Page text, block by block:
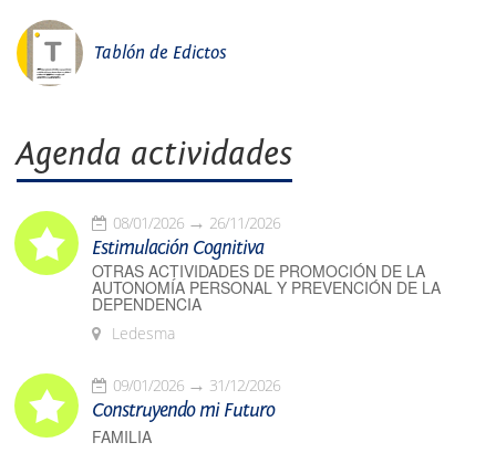
Tablón de Edictos
Agenda actividades
08/01/2026 26/11/2026
Estimulación Cognitiva
OTRAS ACTIVIDADES DE PROMOCIÓN DE LA
AUTONOMÍA PERSONAL Y PREVENCIÓN DE LA
DEPENDENCIA
Ledesma
09/01/2026 31/12/2026
Construyendo mi Futuro
FAMILIA